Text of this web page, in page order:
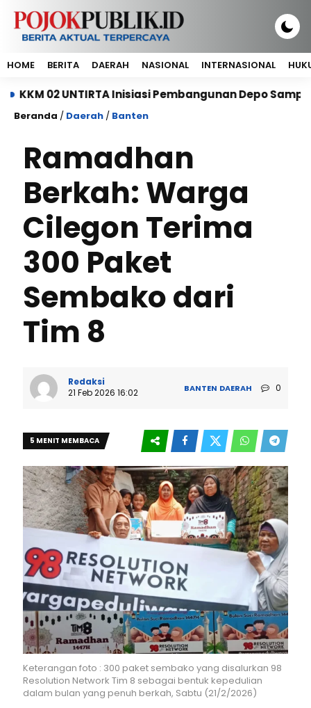
HOME BERITA DAERAH NASIONAL INTERNASIONAL
Inisiasi Pembangunan Depo Sampah di
Beranda / Daerah / Banten
Ramadhan
Berkah: Warga
Cilegon Terima
300 Paket
Sembako dari
Tim 8
Redaksi
21 Feb 2026 16:02
BANTEN DAERAH 0
5 MENIT MEMBACA
Keterangan foto : 300 paket sembako yang disalurkan 98
Resolution Network Tim 8 sebagai bentuk kepedulian
dalam bulan yang penuh berkah, Sabtu (21/2/2026)